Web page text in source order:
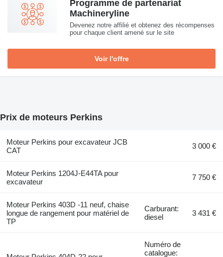
Programme de partenariat
Machineryline
Devenez notre affilié et obtenez des récompenses
pour chaque client amené sur le site
Voir l'offre
Prix de moteurs Perkins
Moteur Perkins pour excavateur JCB
CAT
3 000 €
Moteur Perkins 1204J-E44TA pour
excavateur
7 750 €
Moteur Perkins 403D -11 neuf, chaise
longue de rangement pour matériel de
TP
Carburant:
diesel
3 431 €
Numéro de
catalogue: